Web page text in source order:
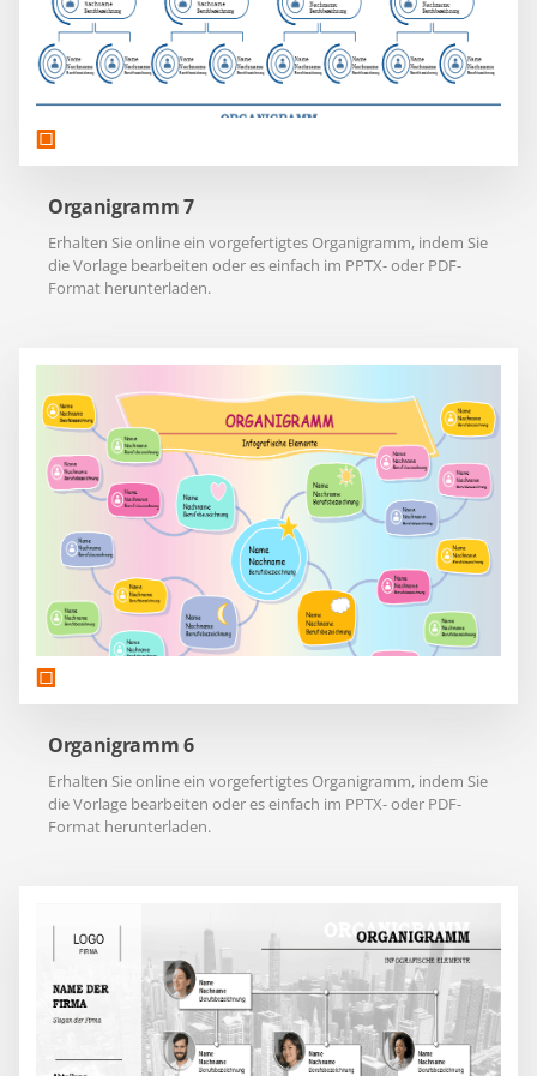
Organigramm 7
Erhalten Sie online ein vorgefertigtes Organigramm, indem Sie
die Vorlage bearbeiten oder es einfach im PPTX- oder PDF-
Format herunterladen.
Organigramm 6
Erhalten Sie online ein vorgefertigtes Organigramm, indem Sie
die Vorlage bearbeiten oder es einfach im PPTX- oder PDF-
Format herunterladen.